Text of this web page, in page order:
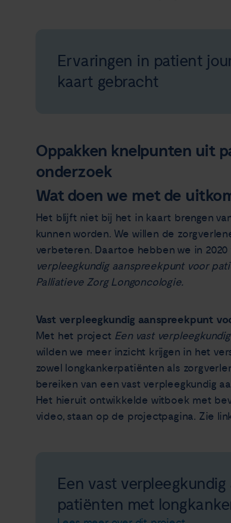
Ervaringen in patient
kaart gebracht
Oppakken knelpunten uit
onderzoek
Wat doen we met de
Het blijft niet bij het in kaart brengen
kunnen worden. We willen de
verbeteren. Daartoe hebben we in
verpleegkundig aanspreekpunt voor
Palliatieve Zorg Longoncologie.
Vast verpleegkundig aanspreekpunt
Met het project Een vast
wilden we meer inzicht krijgen in het
zowel longkankerpatiënten als
bereiken van een vast verpleegkundig
Het hieruit ontwikkelde witboek met
video, staan op de projectpagina. Zie
Een vast
patiënten met